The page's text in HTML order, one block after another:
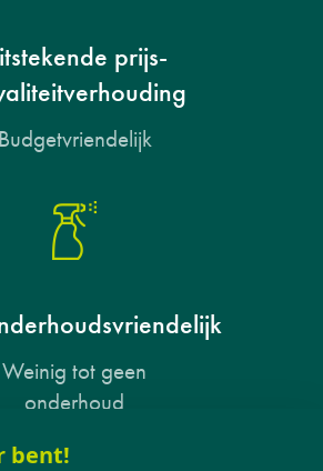
bent!
prijs-
Budgetvriendelijk
Weinig tot geen
onderhoud